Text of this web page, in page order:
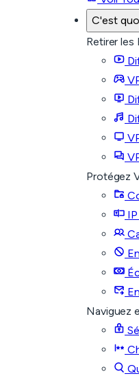
C'est
Retirer les
Protégez
Naviguez